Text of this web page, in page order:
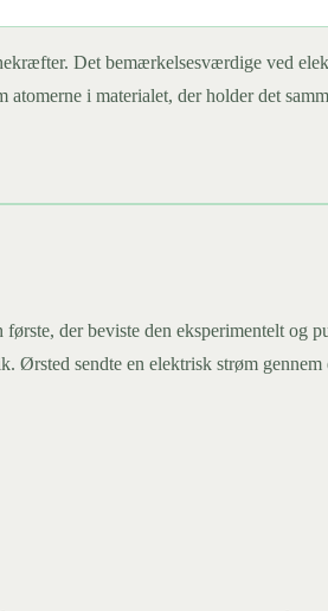
Det bemærkelsesværdige ved
i materialet, der holder det
der beviste den eksperimentelt og
Ørsted sendte en elektrisk strøm